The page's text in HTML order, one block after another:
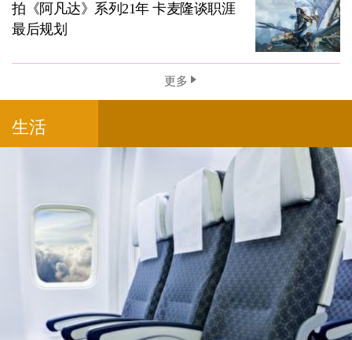
拍《阿凡达》系列21年 卡麦隆谈职涯
最后规划
更多
生活